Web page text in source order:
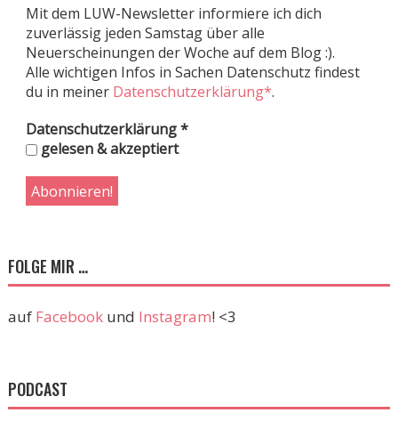
Mit dem LUW-Newsletter informiere ich dich
zuverlässig jeden Samstag über alle
Neuerscheinungen der Woche auf dem Blog :).
Alle wichtigen Infos in Sachen Datenschutz findest
du in meiner Datenschutzerklärung*.
Datenschutzerklärung*
gelesen & akzeptiert
FOLGE MIR …
auf Facebookund Instagram! <3
PODCAST